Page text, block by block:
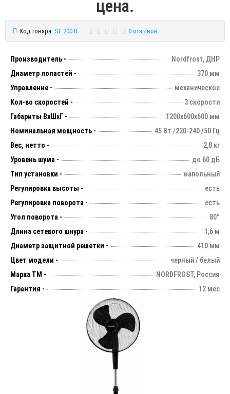
цена.
Код товара: SF 200 B 0 отзывов
Производитель -
Nordfrost, ДНР
Диаметр лопастей -
370 мм
Управление -
механическое
Кол-во скоростей -
3 скорости
Габариты ВxШxГ -
1200х600х600 мм
Номинальная мощность -
45 Вт /220-240 /50 Гц
Вес, нетто -
2,8 кг
Уровень шума -
до 60 дБ
Тип установки -
напольный
Регулировка высоты -
есть
Регулировка поворота -
есть
Угол поворота -
80°
Длина сетевого шнура -
1,6 м
Диаметр защитной решетки -
410 мм
Цвет модели -
черный / белый
Марка ТМ -
NORDFROST, Россия
Гарантия -
12 мес